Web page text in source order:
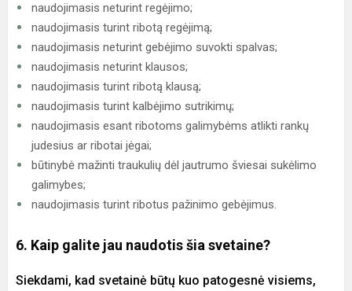
naudojimasis neturint regėjimo;
naudojimasis turint ribotą regėjimą;
naudojimasis neturint gebėjimo suvokti spalvas;
naudojimasis neturint klausos;
naudojimasis turint ribotą klausą;
naudojimasis turint kalbėjimo sutrikimų;
naudojimasis esant ribotoms galimybėms atlikti rankų
judesius ar ribotai jėgai;
būtinybė mažinti traukulių dėl jautrumo šviesai sukėlimo
galimybes;
naudojimasis turint ribotus pažinimo gebėjimus.
6. Kaip galite jau naudotis šia svetaine?
Siekdami, kad svetainė būtų kuo patogesnė visiems,